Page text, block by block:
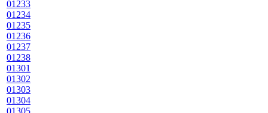
01233
01234
01235
01236
01237
01238
01301
01302
01303
01304
01305